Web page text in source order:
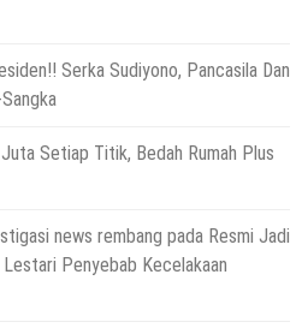
Serka Sudiyono, Pancasila Dan
Setiap Titik, Bedah Rumah Plus
news rembang pada Resmi Jadi
Penyebab Kecelakaan